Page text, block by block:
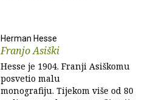
Herman Hesse
Franjo Asiški
Hesse je 1904. Franji Asiškomu
posvetio malu
monografiju. Tijekom više od 80